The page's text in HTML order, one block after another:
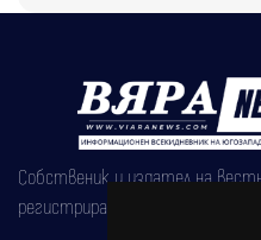
Собственик и издател на
регистрирана на 08.05.2002